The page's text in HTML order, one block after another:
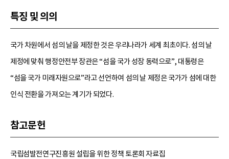
특징 및 의의
국가 차원에서 섬의 날을 제정한 것은 우리나라가 세계 최초이다. 섬의 날
제정에 맞춰 행정안전부 장관은 “섬을 국가 성장 동력으로”, 대통령은
“섬을 국가 미래자원으로”라고 선언하여 섬의 날 제정은 국가가 섬에 대한
인식 전환을 가져오는 계기가 되었다.
참고문헌
국립섬발전연구진흥원 설립을 위한 정책 토론회 자료집